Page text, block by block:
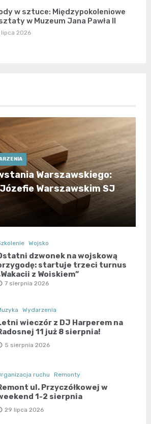
w sztuce: Międzypokoleniowe
w Muzeum Jana Pawła II
2026
Warszawskiego:
Józefie Warszawskim SJ
Wojsko
dzwonek na wojskową
startuje trzeci turnus
z Wojskiem”
7 sierpnia 2026
Wydarzenia
wieczór z DJ Harperem na
11 już 8 sierpnia!
5 sierpnia 2026
ruchu Remonty
ul. Przyczółkowej w
1-2 sierpnia
29 lipca 2026